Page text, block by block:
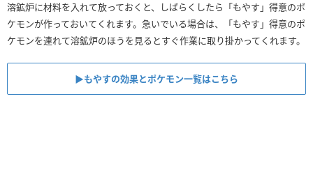
溶鉱炉に材料を入れて放っておくと、しばらくしたら「もやす」得意のポ
ケモンが作っておいてくれます。急いでいる場合は、「もやす」得意のポ
ケモンを連れて溶鉱炉のほうを見るとすぐ作業に取り掛かってくれます。
▶︎もやすの効果とポケモン一覧はこちら